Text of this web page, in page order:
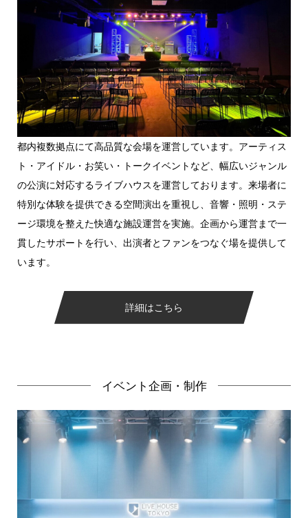
都内複数拠点にて高品質な会場を運営しています。アーティス
ト・アイドル・お笑い・トークイベントなど、幅広いジャンル
の公演に対応するライブハウスを運営しております。来場者に
特別な体験を提供できる空間演出を重視し、音響・照明・ステ
ージ環境を整えた快適な施設運営を実施。企画から運営まで一
貫したサポートを行い、出演者とファンをつなぐ場を提供して
います。
詳細はこちら
イベント企画・制作